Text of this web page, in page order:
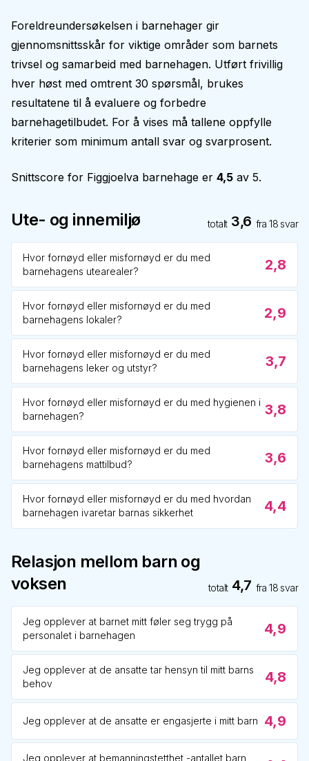
Foreldreundersøkelsen i barnehager gir
gjennomsnittsskår for viktige områder som barnets
trivsel og samarbeid med barnehagen. Utført frivillig
hver høst med omtrent 30 spørsmål, brukes
resultatene til å evaluere og forbedre
barnehagetilbudet. For å vises må tallene oppfylle
kriterier som minimum antall svar og svarprosent.
Snittscore for Figgjoelva barnehage er 4,5 av 5.
Ute- og innemiljø totalt 3,6 fra18 svar
Hvor fornøyd eller misfornøyd er du med
barnehagens utearealer?
2,8
Hvor fornøyd eller misfornøyd er du med
barnehagens lokaler?
2,9
Hvor fornøyd eller misfornøyd er du med
barnehagens leker og utstyr?
3,7
Hvor fornøyd eller misfornøyd er du med hygienen i
barnehagen?
3,8
Hvor fornøyd eller misfornøyd er du med
barnehagens mattilbud?
3,6
Hvor fornøyd eller misfornøyd er du med hvordan
barnehagen ivaretar barnas sikkerhet
4,4
Relasjon mellom barn og
voksen
totalt 4,7 fra18 svar
Jeg opplever at barnet mitt føler seg trygg på
personalet i barnehagen
4,9
Jeg opplever at de ansatte tar hensyn til mitt barns
behov
4,8
Jeg opplever at de ansatte er engasjerte i mitt barn 4,9
Jeg opplever at bemanningstetthet -antallet barn